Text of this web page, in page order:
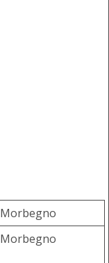
Morbegno
Morbegno